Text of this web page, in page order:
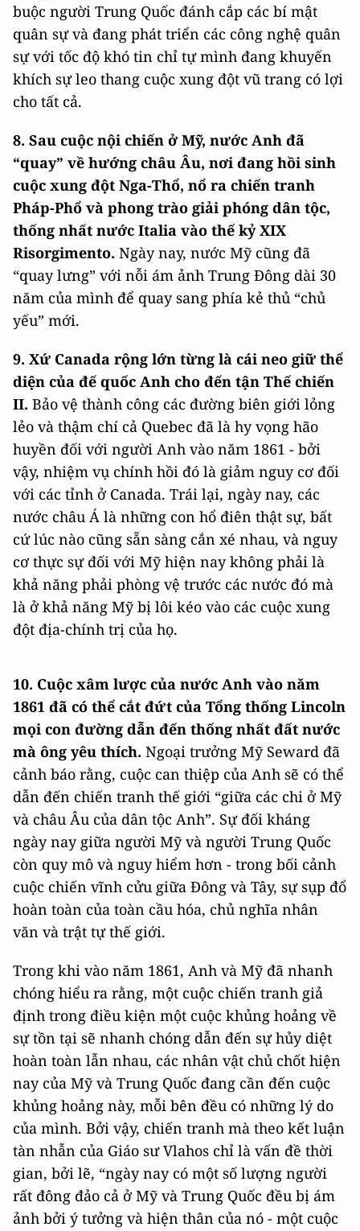
buộc người Trung Quốc đánh cắp các bí mật
quân sự và đang phát triển các công nghệ quân
sự với tốc độ khó tin chỉ tự mình đang khuyến
khích sự leo thang cuộc xung đột vũ trang có lợi
cho tất cả.
8. Sau cuộc nội chiến ở Mỹ, nước Anh đã
“quay” về hướng châu Âu, nơi đang hồi sinh
cuộc xung đột Nga-Thổ, nổ ra chiến tranh
Pháp-Phổ và phong trào giải phóng dân tộc,
thống nhất nước Italia vào thế kỷ XIX
Risorgimento. Ngày nay, nước Mỹ cũng đã
“quay lưng” với nỗi ám ảnh Trung Đông dài 30
năm của mình để quay sang phía kẻ thủ “chủ
yếu” mới.
9. Xứ Canada rộng lớn từng là cái neo giữ thể
diện của đế quốc Anh cho đến tận Thế chiến
II. Bảo vệ thành công các đường biên giới lỏng
lẻo và thậm chí cả Quebec đã là hy vọng hão
huyền đối với người Anh vào năm 1861 - bởi
vậy, nhiệm vụ chính hồi đó là giảm nguy cơ đối
với các tỉnh ở Canada. Trái lại, ngày nay, các
nước châu Á là những con hổ điên thật sự, bất
cứ lúc nào cũng sẵn sàng cắn xé nhau, và nguy
cơ thực sự đối với Mỹ hiện nay không phải là
khả năng phải phòng vệ trước các nước đó mà
là ở khả năng Mỹ bị lôi kéo vào các cuộc xung
đột địa-chính trị của họ.
10. Cuộc xâm lược của nước Anh vào năm
1861 đã có thể cắt đứt của Tổng thống Lincoln
mọi con đường dẫn đến thống nhất đất nước
mà ông yêu thích. Ngoại trưởng Mỹ Seward đã
cảnh báo rằng, cuộc can thiệp của Anh sẽ có thể
dẫn đến chiến tranh thế giới “giữa các chi ở Mỹ
và châu Âu của dân tộc Anh”. Sự đối kháng
ngày nay giữa người Mỹ và người Trung Quốc
còn quy mô và nguy hiểm hơn - trong bối cảnh
cuộc chiến vĩnh cửu giữa Đông và Tây, sự sụp đổ
hoàn toàn của toàn cầu hóa, chủ nghĩa nhân
văn và trật tự thế giới.
Trong khi vào năm 1861, Anh và Mỹ đã nhanh
chóng hiểu ra rằng, một cuộc chiến tranh giả
định trong điều kiện một cuộc khủng hoảng về
sự tồn tại sẽ nhanh chóng dẫn đến sự hủy diệt
hoàn toàn lẫn nhau, các nhân vật chủ chốt hiện
nay của Mỹ và Trung Quốc đang cần đến cuộc
khủng hoảng này, mỗi bên đều có những lý do
của mình. Bởi vậy, chiến tranh mà theo kết luận
tàn nhẫn của Giáo sư Vlahos chỉ là vấn đề thời
gian, bởi lẽ, “ngày nay có một số lượng người
rất đông đảo cả ở Mỹ và Trung Quốc đều bị ám
ảnh bởi ý tưởng và hiện thân của nó - một cuộc